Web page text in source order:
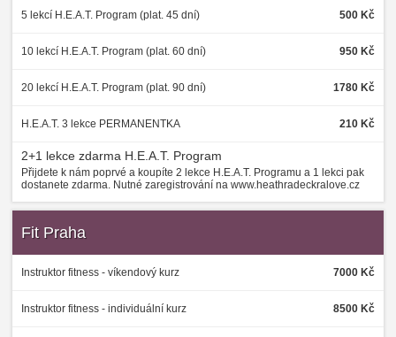
5 lekcí H.E.A.T. Program (plat. 45 dní) 500 Kč
10 lekcí H.E.A.T. Program (plat. 60 dní) 950 Kč
20 lekcí H.E.A.T. Program (plat. 90 dní) 1780 Kč
H.E.A.T. 3 lekce PERMANENTKA 210 Kč
2+1 lekce zdarma H.E.A.T. Program
Přijdete k nám poprvé a koupíte 2 lekce H.E.A.T. Programu a 1 lekci pak
dostanete zdarma. Nutné zaregistrování na www.heathradeckralove.cz
Fit Praha
Instruktor fitness - víkendový kurz 7000 Kč
Instruktor fitness - individuální kurz 8500 Kč